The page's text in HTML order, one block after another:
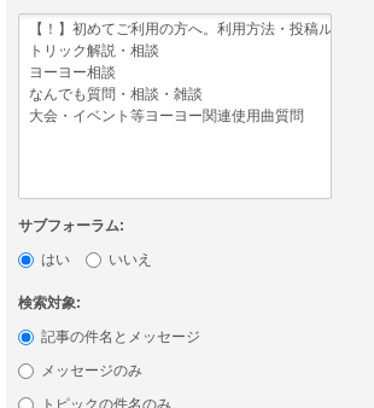
サブフォーラム:
はい
いいえ
検索対象:
記事の件名とメッセージ
メッセージのみ
トピックの件名のみ